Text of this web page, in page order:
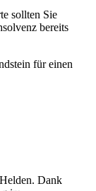
sollten Sie
bereits
für einen
Dank